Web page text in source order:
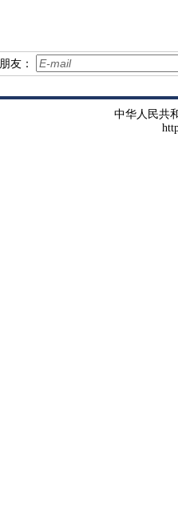
友：
中华人民共